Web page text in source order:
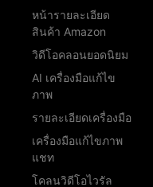
หน้ารายละเอียด
สินค้า Amazon
วิดีโอคลอนยอดนิยม
AI เครื่องมือแก้ไข
ภาพ
รายละเอียดเครื่องมือ
เครื่องมือแก้ไขภาพ
แชท
โคลนวิดีโอไวรัล